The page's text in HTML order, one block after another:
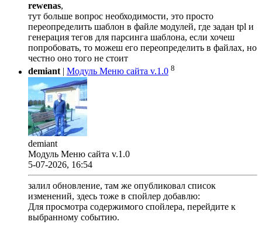
rewenas,
тут больше вопрос необходимости, это просто
переопределить шаблон в файле модулей, где задан tpl и
генерация тегов для парсинга шаблона, если хочеш
попробовать, то можеш его переопределить в файлах, но
честно оно того не стоит
demiant| Модуль Меню сайта v.1.0 8
demiant
Модуль Меню сайта v.1.0
5-07-2026, 16:54
залил обновление, там же опубликовал список
изменений, здесь тоже в спойлер добавлю:
Для просмотра содержимого спойлера, перейдите к
выбранному событию.